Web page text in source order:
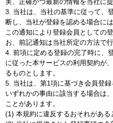
3. 当社は、当社の基準に従って、
断し、当社が登録を認める場合に
この通知により登録会員としての
お、前記通知は当社所定の方法で行
4. 前項に定める登録の完了時に、
に従った本サービスの利用契約が
るものとします。
5. 当社は、第1項に基づき会員登
いずれかの事由に該当する場合は
ことがあります。
(1) 本規約に違反するおそれがある